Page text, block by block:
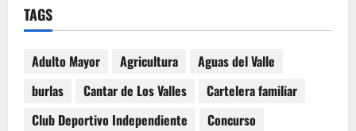
TAGS
Adulto Mayor Agricultura
Aguas del Valle
burlas
Cantar de Los Valles
Cartelera familiar
Club Deportivo Independiente
Concurso